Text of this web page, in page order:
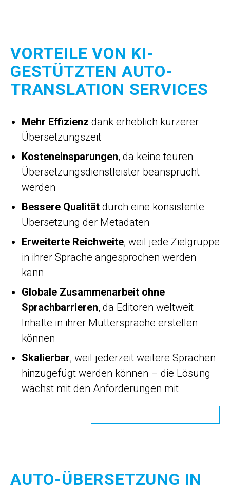
VORTEILE VON KI-
GESTÜTZTEN AUTO-
TRANSLATION SERVICES
Mehr Effizienz dank erheblich kürzerer
Übersetzungszeit
Kosteneinsparungen, da keine teuren
Übersetzungsdienstleister beansprucht
werden
Bessere Qualität durch eine konsistente
Übersetzung der Metadaten
Erweiterte Reichweite, weil jede Zielgruppe
in ihrer Sprache angesprochen werden
kann
Globale Zusammenarbeit ohne
Sprachbarrieren, da Editoren weltweit
Inhalte in ihrer Muttersprache erstellen
können
Skalierbar, weil jederzeit weitere Sprachen
hinzugefügt werden können – die Lösung
wächst mit den Anforderungen mit
AUTO-ÜBERSETZUNG IN